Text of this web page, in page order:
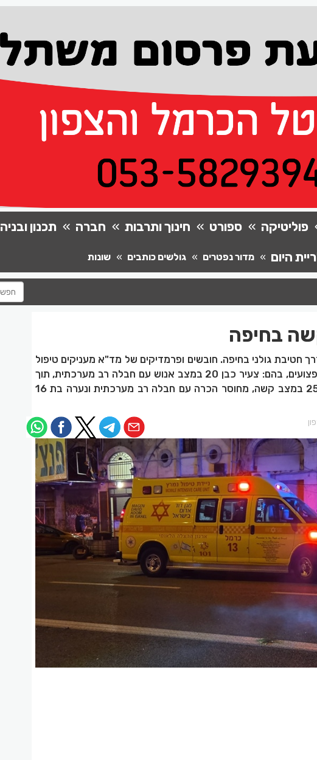
פוליטיקה ספורט חינוך ותרבות חברה תכנון ובניה
היום מדור נפטרים גולשים כותבים שונות
בחיפה
חטיבת גולני בחיפה. חובשים ופרמדיקים של מד"א מעניקים טיפול
רפואי ומפנים לבי"ח רמב"ם 3 פצועים, בהם: צעיר כבן 20 במצב אנוש עם חבלה רב מערכתית, תוך
כדי פעולות החייאה וגבר כבן 25 במצב קשה, מחוסר הכרה עם חבלה רב מערכתית ונערה בת 16